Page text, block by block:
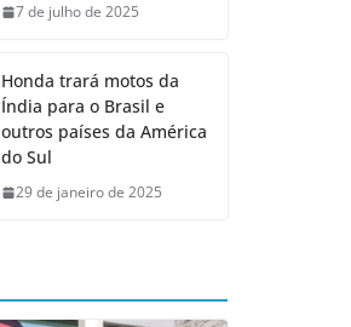
7 de julho de 2025
Honda trará motos da
Índia para o Brasil e
outros países da América
do Sul
29 de janeiro de 2025